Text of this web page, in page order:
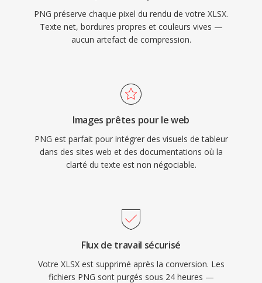
PNG préserve chaque pixel du rendu de votre XLSX.
Texte net, bordures propres et couleurs vives —
aucun artefact de compression.
Images prêtes pour le web
PNG est parfait pour intégrer des visuels de tableur
dans des sites web et des documentations où la
clarté du texte est non négociable.
Flux de travail sécurisé
Votre XLSX est supprimé après la conversion. Les
fichiers PNG sont purgés sous 24 heures —